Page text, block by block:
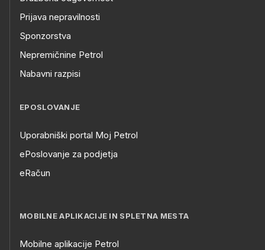
Prijava nepravilnosti
Sponzorstva
Nepremičnine Petrol
Nabavni razpisi
EPOSLOVANJE
Uporabniški portal Moj Petrol
ePoslovanje za podjetja
eRačun
MOBILNE APLIKACIJE IN SPLETNA MESTA
Mobilne aplikacije Petrol